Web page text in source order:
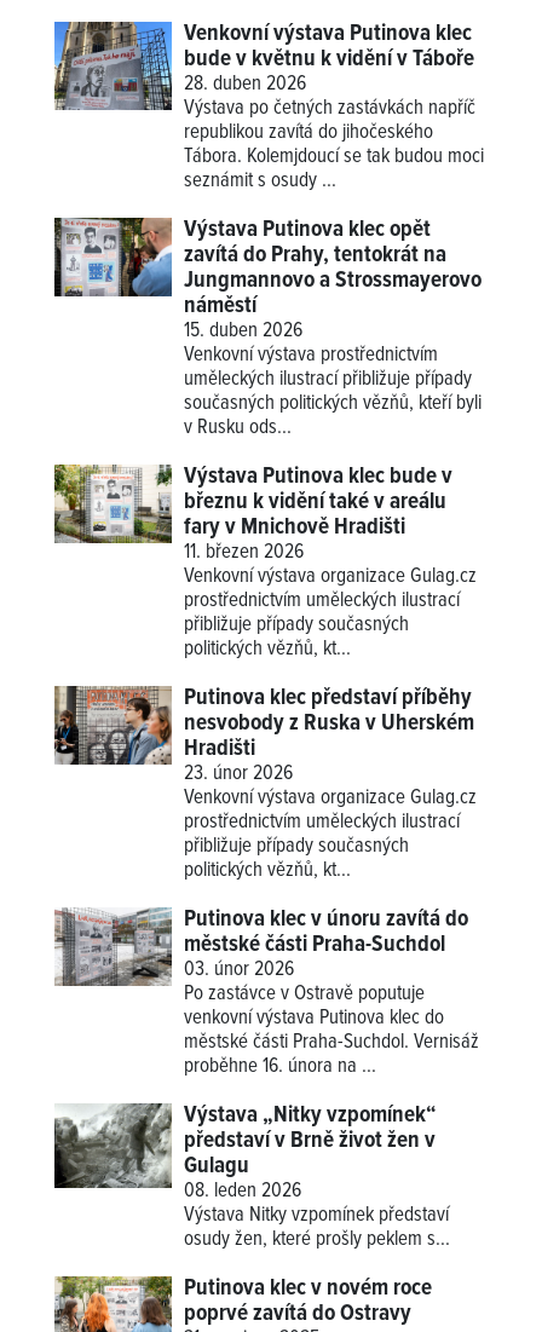
Venkovní výstava Putinova klec
bude v květnu k vidění v Táboře
28. duben 2026
Výstava po četných zastávkách napříč
republikou zavítá do jihočeského
Tábora. Kolemjdoucí se tak budou moci
seznámit s osudy ...
Výstava Putinova klec opět
zavítá do Prahy, tentokrát na
Jungmannovo a Strossmayerovo
náměstí
15. duben 2026
Venkovní výstava prostřednictvím
uměleckých ilustrací přibližuje případy
současných politických vězňů, kteří byli
v Rusku ods...
Výstava Putinova klec bude v
březnu k vidění také v areálu
fary v Mnichově Hradišti
11. březen 2026
Venkovní výstava organizace Gulag.cz
prostřednictvím uměleckých ilustrací
přibližuje případy současných
politických vězňů, kt...
Putinova klec představí příběhy
nesvobody z Ruska v Uherském
Hradišti
23. únor 2026
Venkovní výstava organizace Gulag.cz
prostřednictvím uměleckých ilustrací
přibližuje případy současných
politických vězňů, kt...
Putinova klec v únoru zavítá do
městské části Praha-Suchdol
03. únor 2026
Po zastávce v Ostravě poputuje
venkovní výstava Putinova klec do
městské části Praha-Suchdol. Vernisáž
proběhne 16. února na ...
Výstava „Nitky vzpomínek“
představí v Brně život žen v
Gulagu
08. leden 2026
Výstava Nitky vzpomínek představí
osudy žen, které prošly peklem s...
Putinova klec v novém roce
poprvé zavítá do Ostravy